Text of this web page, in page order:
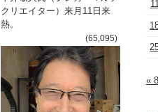
クリエイター）来月11日来
熱。
(65,095)
«